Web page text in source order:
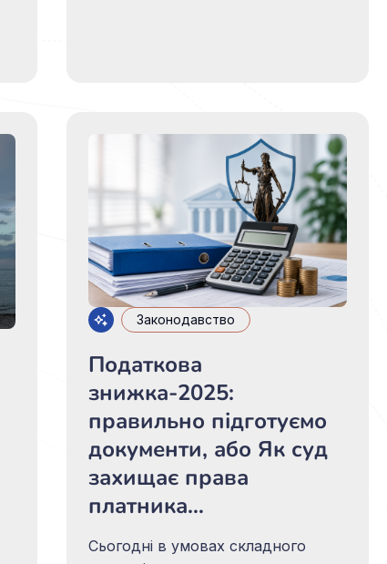
Законодавство
Податкова
знижка-2025:
правильно підготуємо
документи, або Як суд
захищає права
платника…
Сьогодні в умовах складного